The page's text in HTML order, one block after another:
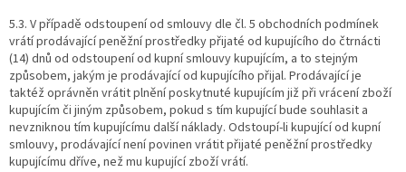
5.3. V případě odstoupení od smlouvy dle čl. 5 obchodních podmínek
vrátí prodávající peněžní prostředky přijaté od kupujícího do čtrnácti
(14) dnů od odstoupení od kupní smlouvy kupujícím, a to stejným
způsobem, jakým je prodávající od kupujícího přijal. Prodávající je
taktéž oprávněn vrátit plnění poskytnuté kupujícím již při vrácení zboží
kupujícím či jiným způsobem, pokud s tím kupující bude souhlasit a
nevzniknou tím kupujícímu další náklady. Odstoupí-li kupující od kupní
smlouvy, prodávající není povinen vrátit přijaté peněžní prostředky
kupujícímu dříve, než mu kupující zboží vrátí.